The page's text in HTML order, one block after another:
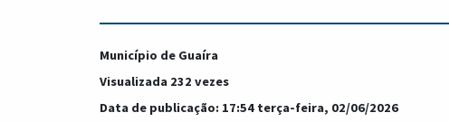
Município de Guaíra
Visualizada 232 vezes
Data de publicação: 17:54 terça-feira, 02/06/2026